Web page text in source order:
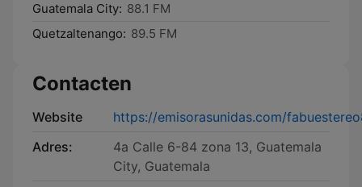
Guatemala City: 88.1 FM
Quetzaltenango: 89.5 FM
Contacten
Website
https://emisorasunidas.com/
Adres:
4a Calle 6-84 zona 13, Guatemala
City, Guatemala